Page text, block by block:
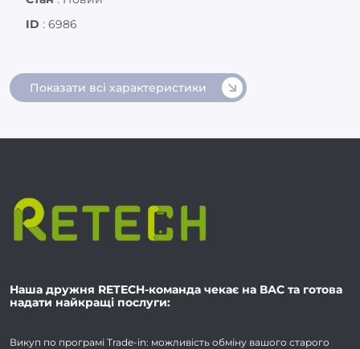
ID : 6986
Показати всі характеристики
Наша дружня RETECH-команда чекає на ВАС та готова
надати найкращі послуги:
Викуп по програмі Trade-in: можливість обміну вашого старого